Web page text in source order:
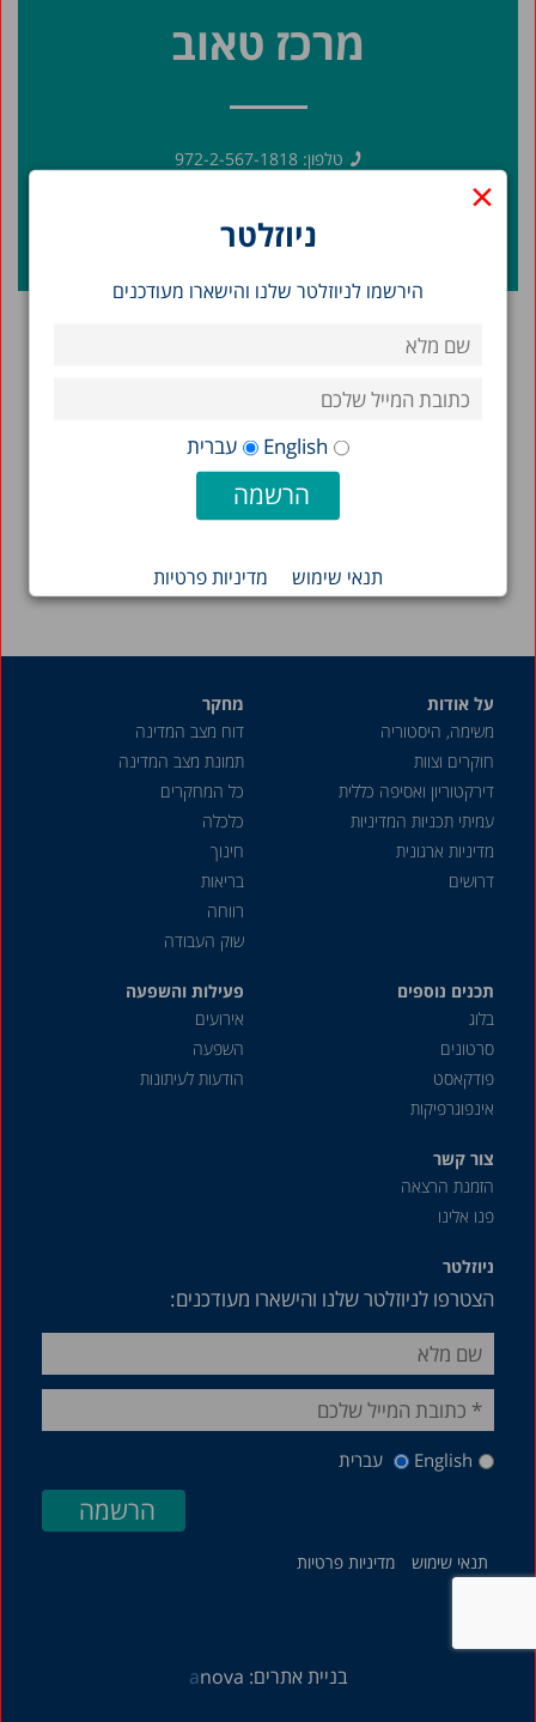
×
ניוזלטר
הירשמו לניוזלטר שלנו והישארו מעודכנים
English עברית
תנאי שימוש מדיניות פרטיות
מרכז טאוב
טלפון:972-2-567-1818
כתובת: רח' האר”י 15, ירושלים, 9103401
על אודות
משימה, היסטוריה
חוקרים וצוות
דירקטוריון ואסיפה כללית
עמיתי תכניות המדיניות
מדיניות ארגונית
דרושים
מחקר
דוח מצב המדינה
תמונת מצב המדינה
כל המחקרים
כלכלה
חינוך
בריאות
רווחה
שוק העבודה
תכנים נוספים
בלוג
סרטונים
פודקאסט
אינפוגרפיקות
פעילות והשפעה
אירועים
השפעה
הודעות לעיתונות
צור קשר
הזמנת הרצאה
פנו אלינו
ניוזלטר
הצטרפו לניוזלטר שלנו והישארו מעודכנים:
English עברית
תנאי שימוש מדיניות פרטיות
בניית אתרים: anova